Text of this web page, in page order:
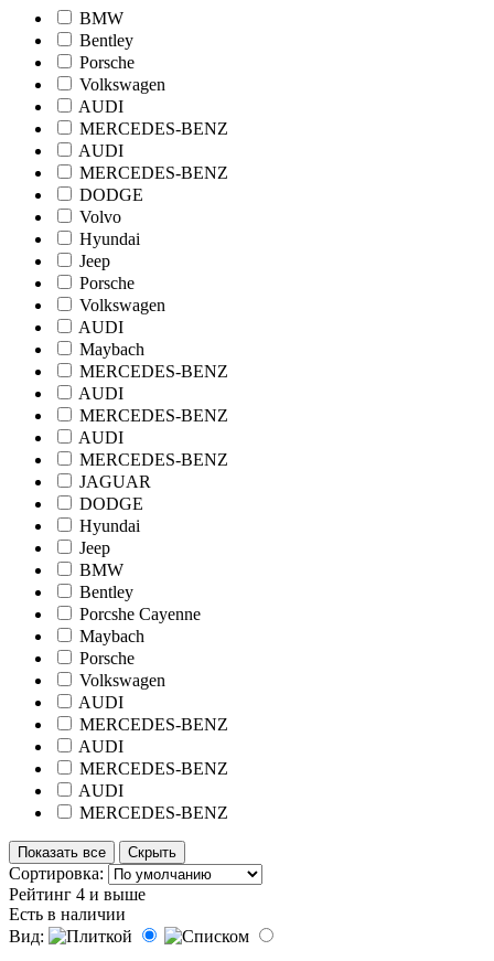
BMW
Bentley
Porsche
Volkswagen
AUDI
MERCEDES-BENZ
AUDI
MERCEDES-BENZ
DODGE
Volvo
Hyundai
Jeep
Porsche
Volkswagen
AUDI
Maybach
MERCEDES-BENZ
AUDI
MERCEDES-BENZ
AUDI
MERCEDES-BENZ
JAGUAR
DODGE
Hyundai
Jeep
BMW
Bentley
Porcshe Cayenne
Maybach
Porsche
Volkswagen
AUDI
MERCEDES-BENZ
AUDI
MERCEDES-BENZ
AUDI
MERCEDES-BENZ
Показать все Скрыть
Сортировка:
Рейтинг 4 и выше
Есть в наличии
Вид: